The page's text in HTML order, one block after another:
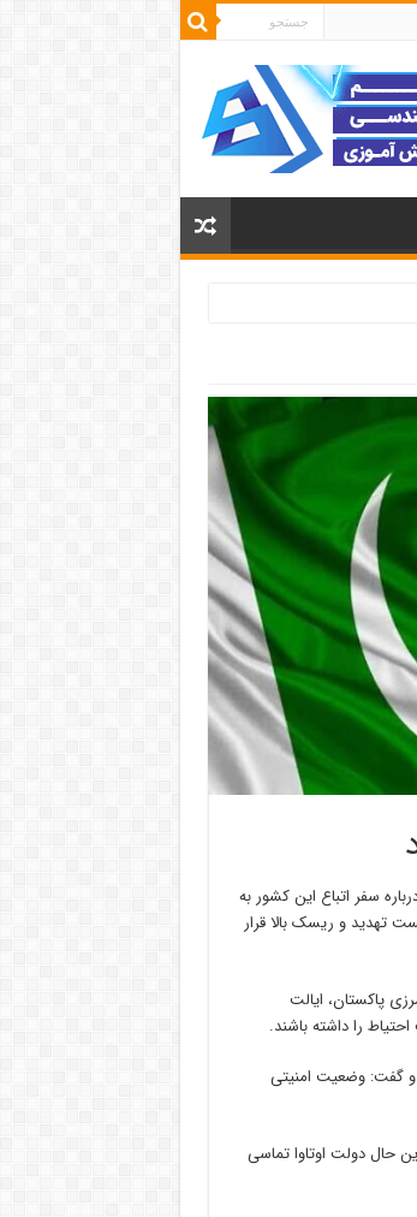
سفر اتباع این کشور به
تهدید و ریسک بالا قرار
پاکستان، ایالت
را داشته باشند.
و گفت: وضعیت امنیتی
حال دولت اوتاوا تماسی